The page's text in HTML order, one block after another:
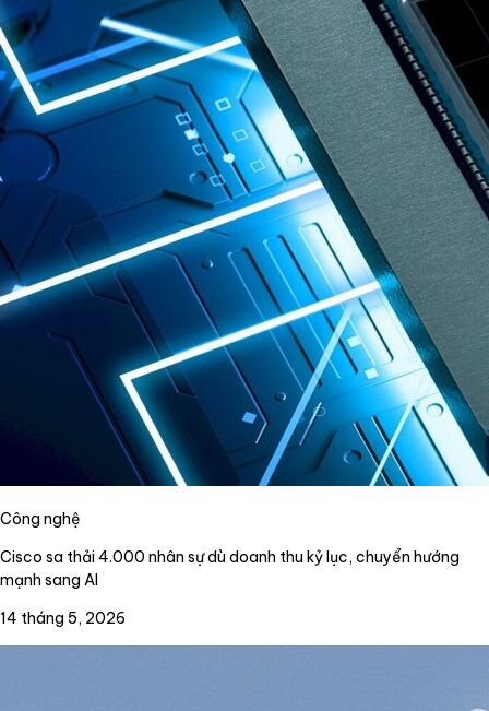
Công nghệ
Cisco sa thải 4.000 nhân sự dù doanh thu kỷ lục, chuyển hướng
mạnh sang AI
14 tháng 5, 2026